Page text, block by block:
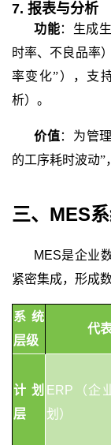
7. 报表与分析
功能：生成
时率、不良品率
率变化”），支
析）。
价值：为管
的工序耗时波动”
三、 MES
MES是企业
紧密集成，形成
系统
层级
代
计划
层
ERP（企
划）